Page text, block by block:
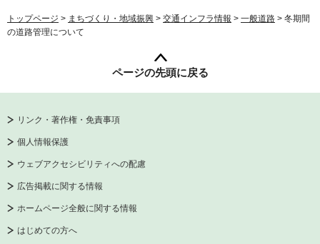
トップページ > まちづくり・地域振興 > 交通インフラ情報 > 一般道路 > 冬期間
の道路管理について
ページの先頭に戻る
リンク・著作権・免責事項
個人情報保護
ウェブアクセシビリティへの配慮
広告掲載に関する情報
ホームページ全般に関する情報
はじめての方へ